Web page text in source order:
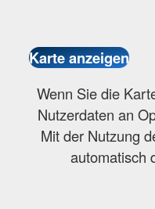
Wenn Sie die
Nutzerdaten an
Mit der Nutzung
automatisch